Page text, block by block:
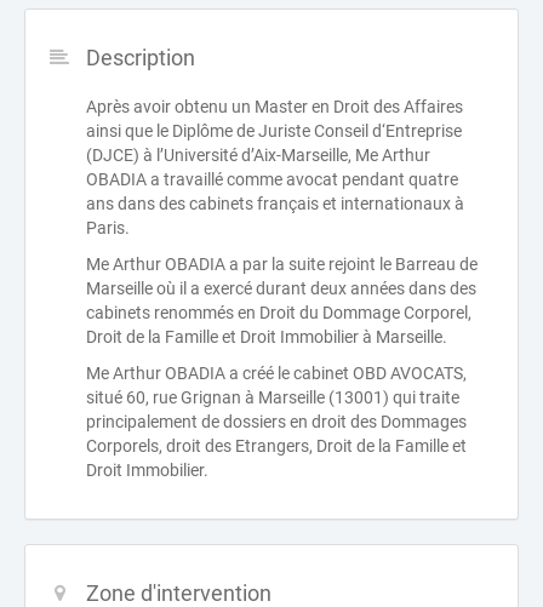
Description
Après avoir obtenu un Master en Droit des Affaires
ainsi que le Diplôme de Juriste Conseil d‘Entreprise
(DJCE) à l’Université d’Aix-Marseille, Me Arthur
OBADIA a travaillé comme avocat pendant quatre
ans dans des cabinets français et internationaux à
Paris.
Me Arthur OBADIA a par la suite rejoint le Barreau de
Marseille où il a exercé durant deux années dans des
cabinets renommés en Droit du Dommage Corporel,
Droit de la Famille et Droit Immobilier à Marseille.
Me Arthur OBADIA a créé le cabinet OBD AVOCATS,
situé 60, rue Grignan à Marseille (13001) qui traite
principalement de dossiers en droit des Dommages
Corporels, droit des Etrangers, Droit de la Famille et
Droit Immobilier.
Zone d'intervention